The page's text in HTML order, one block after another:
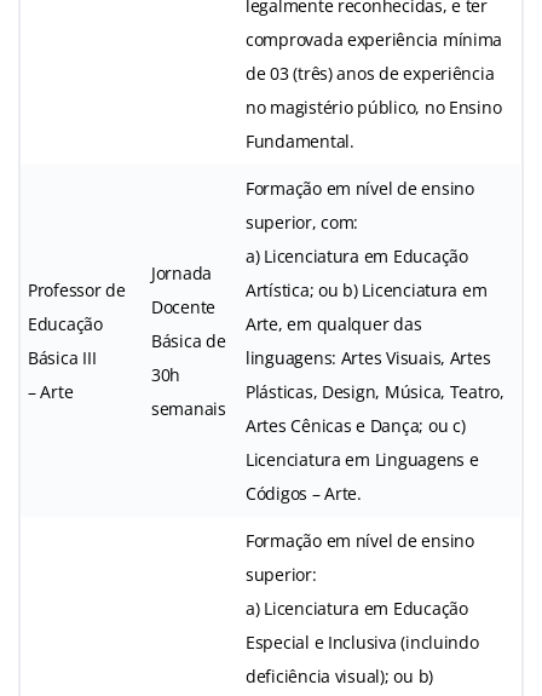
legalmente reconhecidas, e ter
comprovada experiência mínima
de 03 (três) anos de experiência
no magistério público, no Ensino
Fundamental.
Professor de
Educação
Básica III
– Arte
Jornada
Docente
Básica de
30h
semanais
Formação em nível de ensino
superior, com:
a) Licenciatura em Educação
Artística; ou b) Licenciatura em
Arte, em qualquer das
linguagens: Artes Visuais, Artes
Plásticas, Design, Música, Teatro,
Artes Cênicas e Dança; ou c)
Licenciatura em Linguagens e
Códigos – Arte.
Formação em nível de ensino
superior:
a) Licenciatura em Educação
Especial e Inclusiva (incluindo
deficiência visual); ou b)